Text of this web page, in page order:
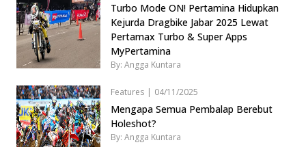
Turbo Mode ON! Pertamina Hidupkan
Kejurda Dragbike Jabar 2025 Lewat
Pertamax Turbo & Super Apps
MyPertamina
By: Angga Kuntara
Features | 04/11/2025
Mengapa Semua Pembalap Berebut
Holeshot?
By: Angga Kuntara